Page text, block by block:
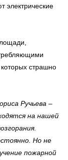
электрические
страшно
Ручьева –
на нашей
Но не
пожарной